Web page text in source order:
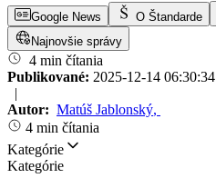
Google News O Štandarde
Najnovšie správy
4 min čítania
Publikované: 2025-12-14 06:30:34
|
Autor: Matúš Jablonský,
4 min čítania
Kategórie
Kategórie